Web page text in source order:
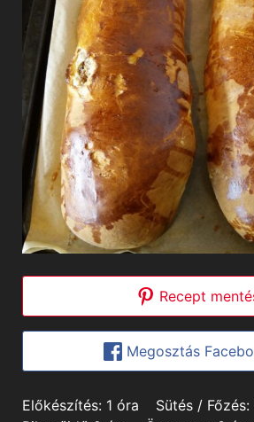
Recept
Megosztás
Előkészítés: 1hour
óra Sütés / Főzés: